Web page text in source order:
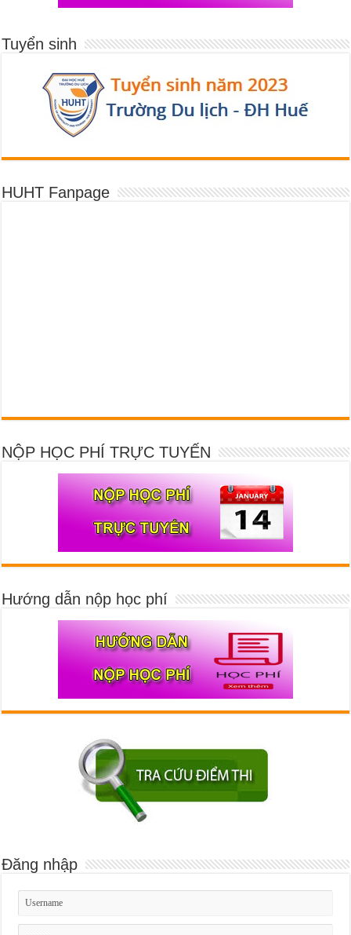
Tuyển sinh
HUHT Fanpage
NỘP HỌC PHÍ TRỰC TUYẾN
Hướng dẫn nộp học phí
Đăng nhập